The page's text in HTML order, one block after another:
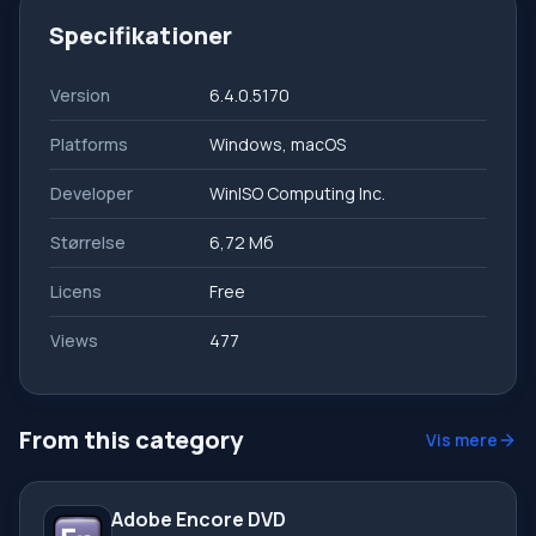
Specifikationer
Version 6.4.0.5170
Platforms Windows, macOS
Developer WinISO Computing Inc.
Størrelse 6,72 Мб
Licens Free
Views 477
From this category Vis mere
Adobe Encore DVD